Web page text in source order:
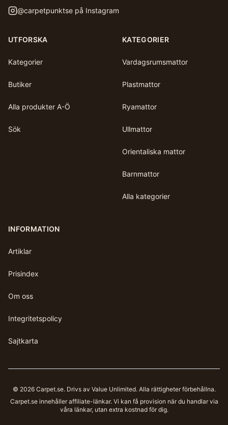
@carpetpunktse på Instagram
UTFORSKA
Kategorier
Butiker
Alla produkter A-Ö
Sök
KATEGORIER
Vardagsrumsmattor
Plastmattor
Ryamattor
Ullmattor
Orientaliska mattor
Barnmattor
Alla kategorier
INFORMATION
Artiklar
Prisindex
Om oss
Integritetspolicy
Sajtkarta
© 2026 Carpet.se. Drivs av Value Unlimited. Alla rättigheter förbehållna.
Carpet.seinnehåller affiliate-länkar. Vi kan få provision när du handlar via
våra länkar, utan extra kostnad för dig.